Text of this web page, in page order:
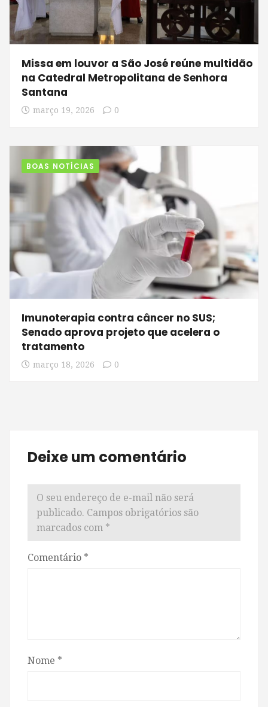
Missa em louvor a São José reúne multidão
na Catedral Metropolitana de Senhora
Santana
março 19, 2026 0
BOAS NOTÍCIAS
Imunoterapia contra câncer no SUS;
Senado aprova projeto que acelera o
tratamento
março 18, 2026 0
Deixe um comentário
O seu endereço de e-mail não será
publicado. Campos obrigatórios são
marcados com *
Comentário *
Nome *